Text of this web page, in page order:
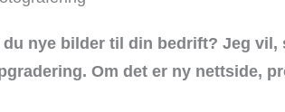
du nye bilder til din bedrift? Jeg
​Om det er ny nettside,